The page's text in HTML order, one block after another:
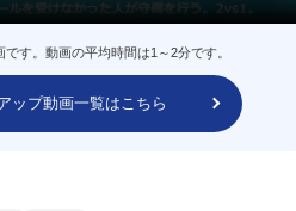
す。動画の平均時間は1～2分です。
ップ動画一覧はこちら